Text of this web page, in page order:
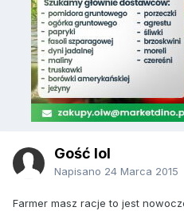
Gość lol
Napisano 24 Marca 2015
Farmer masz racje to jest